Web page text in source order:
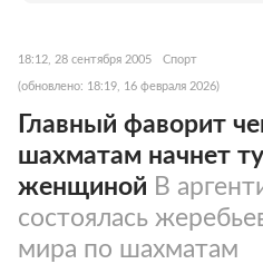
18:12, 28 сентября 2005 Спорт
(обновлено: 18:19, 16 февраля 2026)
Главный фаворит
шахматам начнет
женщиной В
состоялась
мира по шахматам